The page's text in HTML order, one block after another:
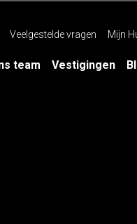
Veelgestelde vragen Mijn
team Vestigingen